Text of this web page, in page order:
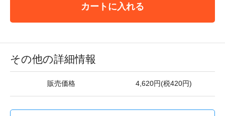
カートに入れる
その他の詳細情報
販売価格 4,620円(税420円)